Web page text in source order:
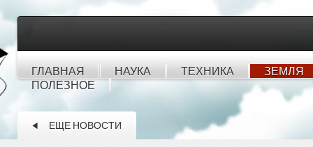
ГЛАВНАЯ НАУКА ТЕХНИКА
ЗЕМЛЯ
ПОЛЕЗНОЕ
ЕЩЕ НОВОСТИ